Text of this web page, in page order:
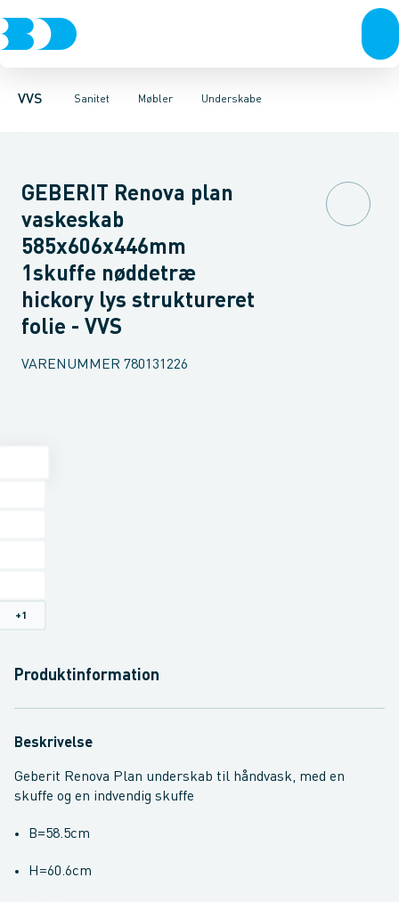
VVS Sanitet
Rør & fittingsPressfittings & rørKuglehaner & ventiler
Møbler
Toiletter, sæder og cisterner VaskeArmaturer
Underskabe
Møbelsæt & pakkerUnderskabeHøjskabe
GEBERIT Renova plan
vaskeskab
585x606x446mm
1skuffe nøddetræ
hickory lys struktureret
folie - VVS
VARENUMMER 780131226
+1
Produktinformation
Beskrivelse
Geberit Renova Plan underskab til håndvask, med en
skuffe og en indvendig skuffe
B=58.5cm
H=60.6cm